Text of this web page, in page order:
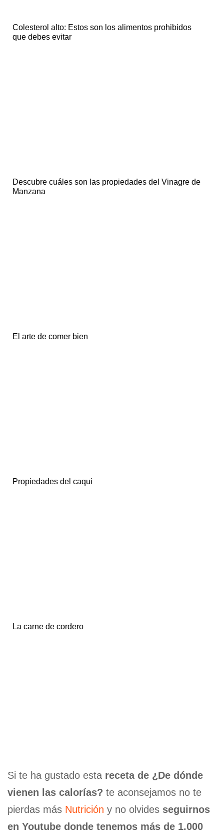
Colesterol alto: Estos son los alimentos prohibidos
que debes evitar
Descubre cuáles son las propiedades del Vinagre de
Manzana
El arte de comer bien
Propiedades del caqui
La carne de cordero
Si te ha gustado esta receta de ¿De dónde
vienen las calorías? te aconsejamos no te
pierdas más Nutrición y no olvides seguirnos
en Youtube donde tenemos más de 1.000